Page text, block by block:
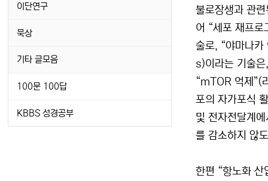
불로장생과 관
어 “세포 재프
술로, “야마나
s)이라는 기술
“mTOR 억제”(
포의 자가포식
및 전자전달계
를 감소하지 않
한편 “항노화 산
이단연구
묵상
기타 글모음
100문 100답
KBBS 성경공부